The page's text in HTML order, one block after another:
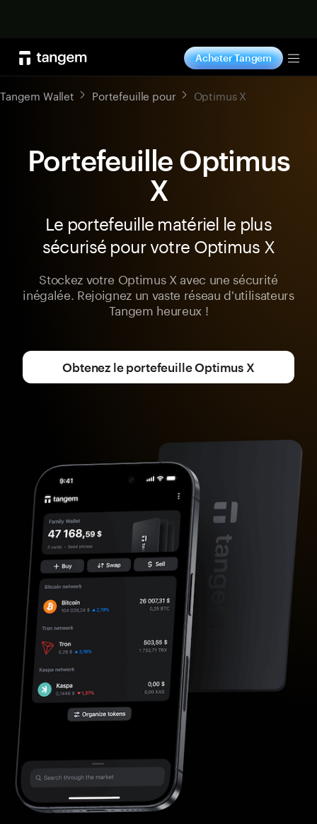
Acheter Tangem
Tangem Wallet Portefeuille pour Optimus X
Portefeuille Optimus
X
Le portefeuille matériel le plus
sécurisé pour votre Optimus X
Stockez votre Optimus X avec une sécurité
inégalée. Rejoignez un vaste réseau d'utilisateurs
Tangem heureux !
Obtenez le portefeuille Optimus X